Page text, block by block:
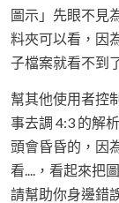
圖示」先眼不見
料夾可以看，因
子檔案就看不到
幫其他使用者控
事去調 4:3 的解
頭會昏昏的，因
看....，看起來把
請幫助你身邊錯